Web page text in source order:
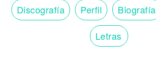
Discografía Perfil Biografía
Letras